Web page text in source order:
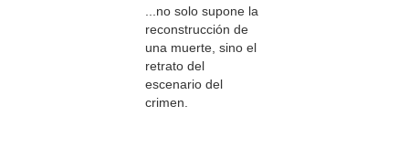
...no solo supone la
reconstrucción de
una muerte, sino el
retrato del
escenario del
crimen.